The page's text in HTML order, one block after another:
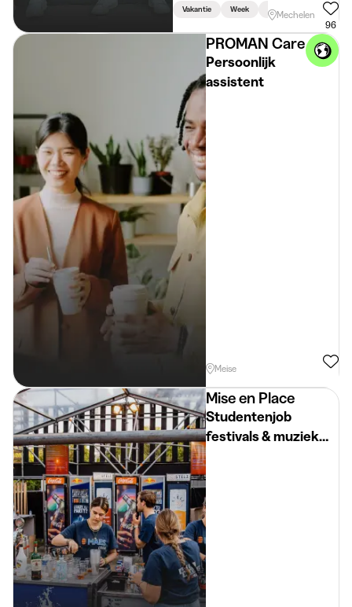
Vakantie Week Weekend
Mechelen
96
PROMAN Care
Persoonlijk
assistent
Meise
Mise en Place
Studentenjob
festivals & muziek
events | Mechelen